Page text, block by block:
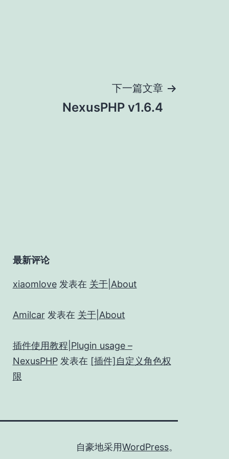
下一篇文章
NexusPHP v1.6.4
最新评论
xiaomlove发表在 关于|About
Amilcar发表在 关于|About
插件使用教程|Plugin usage –
NexusPHP发表在 [插件]自定义角色权
限
自豪地采用WordPress。